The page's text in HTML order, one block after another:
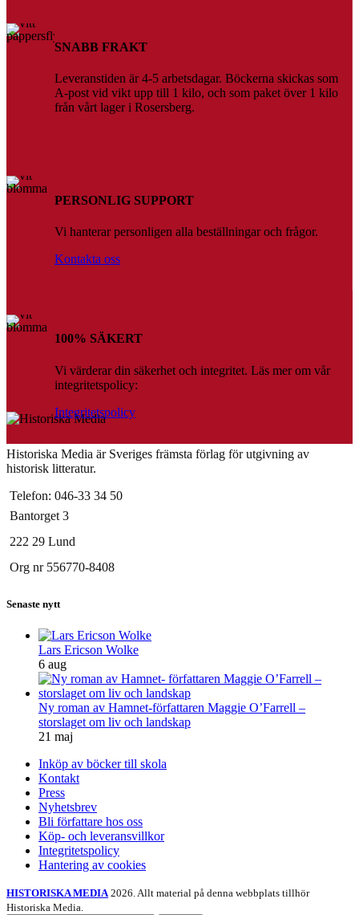
SNABB FRAKT
Leveranstiden är 4-5 arbetsdagar. Böckerna skickas som
A-post vid vikt upp till 1 kilo, och som paket över 1 kilo
från vårt lager i Rosersberg.
PERSONLIG SUPPORT
Vi hanterar personligen alla beställningar och frågor.
Kontakta oss
100% SÄKERT
Vi värderar din säkerhet och integritet. Läs mer om vår
integritetspolicy:
Integritetspolicy
Historiska Media är Sveriges främsta förlag för utgivning av
historisk litteratur.
Telefon: 046-33 34 50
Bantorget 3
222 29 Lund
Org nr 556770-8408
Senaste nytt
Lars Ericson Wolke
6 aug
Ny roman av Hamnet-författaren Maggie O’Farrell –
storslaget om liv och landskap
21 maj
Inköp av böcker till skola
Kontakt
Press
Nyhetsbrev
Bli författare hos oss
Köp- och leveransvillkor
Integritetspolicy
Hantering av cookies
HISTORISKA MEDIA 2026. Allt material på denna webbplats tillhör
Historiska Media.